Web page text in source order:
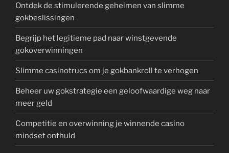
Ontdek de stimulerende geheimen van slimme
gokbeslissingen
Begrijp het legitieme pad naar winstgevende
gokoverwinningen
Slimme casinotrucs om je gokbankroll te verhogen
Beheer uw gokstrategie een geloofwaardige weg naar
meer geld
Competitie en overwinning je winnende casino
mindset onthuld